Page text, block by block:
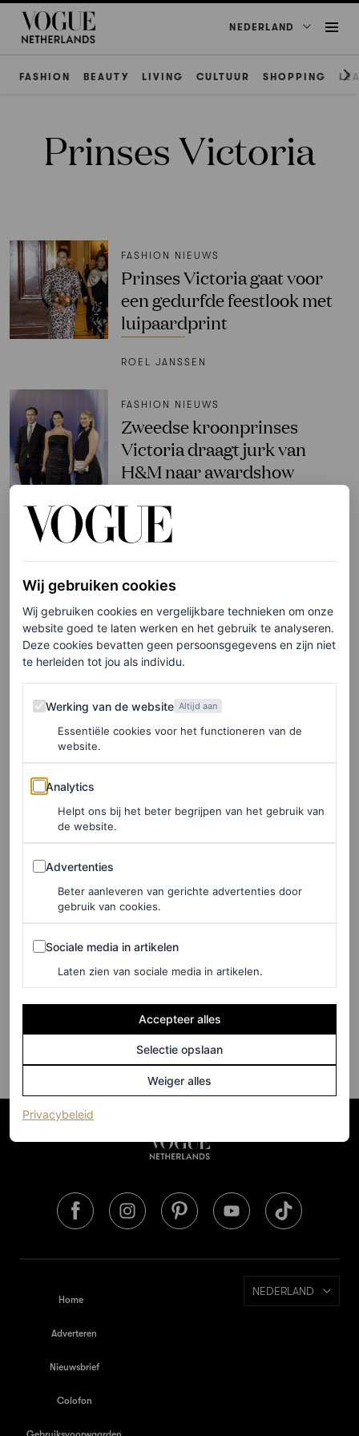
NEDERLAND
FASHION BEAUTY LIVING CULTUUR SHOPPING
Prinses Victoria
FASHION NIEUWS
Prinses Victoria gaat voor
een gedurfde feestlook met
luipaardprint
ROEL JANSSEN
FASHION NIEUWS
Zweedse kroonprinses
Victoria draagt jurk van
H&M naar awardshow
ROEL JANSSEN
Deze nieuwe campagne
geschoten door
gerenommeerd fotograaf
Bastiaan Woudt is een piece
of art
PORSCHE
Zweedse kroonprinses
jumpsuit aan de Côte d’Azur
ROYALS
Zweedse kroonprinses
Victoria straalt in groen
broekpak tijdens bezoek aan
Amsterdam
SUSAN ZIJP
Home
Adverteren
Nieuwsbrief
Colofon
NEDERLAND
Wij gebruiken cookies
Wij gebruiken cookies en vergelijkbare technieken om onze
website goed te laten werken en het gebruik te analyseren.
Deze cookies bevatten geen persoonsgegevens en zijn niet
te herleiden tot jou als individu.
Werking van de website
Werking van de website Altijd aan
Essentiële cookies voor het functioneren van de
website.
Analytics
Analytics
Helpt ons bij het beter begrijpen van het gebruik van
de website.
Advertenties
Advertenties
Beter aanleveren van gerichte advertenties door
gebruik van cookies.
Sociale media in artikelen
Sociale media in artikelen
Laten zien van sociale media in artikelen.
Accepteer alles
Selectie opslaan
Weiger alles
Privacybeleid